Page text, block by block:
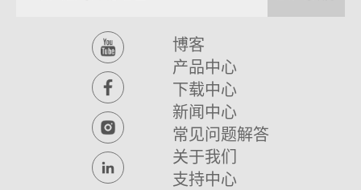
博客
产品中心
下载中心
新闻中心
常见问题解答
关于我们
支持中心